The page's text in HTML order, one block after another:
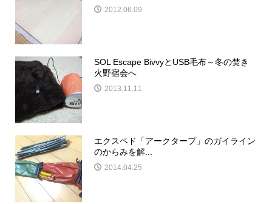
2012.06.09
SOL Escape BivvyとUSB毛布～冬の焚き
火野宿会へ
2013.11.11
エクスペド「アークタープ」のガイライン
のからみを解...
2014.04.25